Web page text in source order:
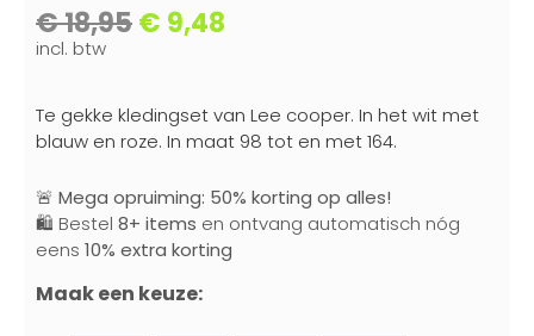
€18,95€ 9,48
incl. btw
Te gekke kledingset van Lee cooper. In het wit met
blauw en roze. In maat 98 tot en met 164.
🚨 Mega opruiming: 50% korting op alles!
🛍️ Bestel 8+ items en ontvang automatisch nóg
eens 10% extra korting
Maak een keuze: